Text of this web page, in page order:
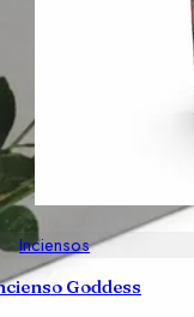
Inciensos
Goddess